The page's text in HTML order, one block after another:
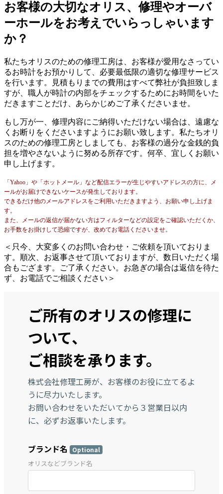
お客様の大切なオリス、修理やオーバ
ーホールをお考えでいらっしゃいます
か？
私たちオリスのための修理工房は、お客様が愛用なさってい
るお時計をお預かりして、必要最低限の適切な修理サービス
を行います。見積もりまでの費用はすべて弊社が負担致しま
すが、職人が時計の内部をチェックするためにお時間をいた
だきますことだけ、あらかじめご了承くださいませ。
もし万が一、修理内容にご納得いただけない場合は、遠慮な
くお断りをくださいますようにお願い致します。私たちオリ
スのための修理工房としましても、お客様の過分な金銭的負
担を増やさないように努める所存です。何卒、宜しくお願い
申し上げます。
「Yahoo」や「ホットメール」など配信エラーが生じやすいアドレスの方に、メ
ールがお届けできないケースが発生しております。
できるだけ他のメールアドレスをご利用いただきますよう、お願い申し上げま
す。
また、メールの返信が届かない方はフィルターなどの設定をご確認いただくか、
お手数をお掛けして恐縮ですが、改めてお電話くださいませ。
＜只今、大変多くのお問い合わせ・ご依頼を頂いておりま
す。順次、お返事させて頂いておりますが、数日いただく場
合もござます。ご了承ください。お急ぎの場合は返信を待た
ず、お電話でご相談ください＞